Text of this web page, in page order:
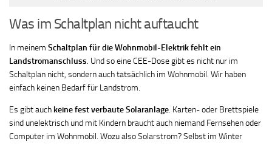
Was im Schaltplan nicht auftaucht
In meinem Schaltplan für die Wohnmobil-Elektrik fehlt ein
Landstromanschluss. Und so eine CEE-Dose gibt es nicht nur im
Schaltplan nicht, sondern auch tatsächlich im Wohnmobil. Wir haben
einfach keinen Bedarf für Landstrom.
Es gibt auch keine fest verbaute Solaranlage. Karten- oder Brettspiele
sind unelektrisch und mit Kindern braucht auch niemand Fernsehen oder
Computer im Wohnmobil. Wozu also Solarstrom? Selbst im Winter